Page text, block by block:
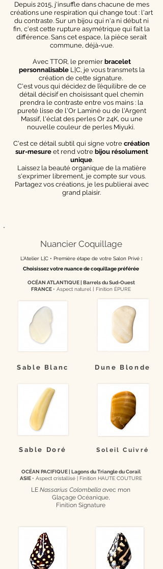
Depuis 2015, j'insuffle dans chacune de mes
créations une respiration qui change tout : l'art
du contraste. Sur un bijou qui n'a ni début ni
fin, c'est cette rupture asymétrique qui fait la
différence. Sans cet espace, la pièce serait
commune, déjà-vue.
Avec TTOR, le premier bracelet
personnalisableL|C, je vous transmets la
création de cette signature.
C'est vous qui décidez de l’équilibre de ce
détail décisif en choisissant quel chemin
prendra le contraste entre vos mains : la
pureté lisse de l'Or Laminé ou de l'Argent
Massif, l'éclat des perles Or 24K, ou une
nouvelle couleur de perles Miyuki.
C'est ce détail subtil qui signe votre création
sur-mesureet rend votre bijou résolument
unique.
Laissez la beauté organique de la matière
s'exprimer librement, je compte sur vous.
Partagez vos créations, je les publierai avec
grand plaisir.
Nuancier Coquillage
L'Atelier L|C • Première étape de votre Salon Privé :
Choisissez votre nuance de coquillage préférée
OCÉAN ATLANTIQUE | Barrels du Sud-Ouest
FRANCE • Aspect naturel [ Finition ÉPURE
Sable Blanc
Sable Doré
Dune Blonde
Soleil Cuivré
OCÉAN PACIFIQUE | Lagons du Triangle du Corail
ASIE • Aspect cristallisé | Finition HAUTE COUTURE
LE Nassarius Colombella avec mon
Glaçage Océanique,
Finition Signature